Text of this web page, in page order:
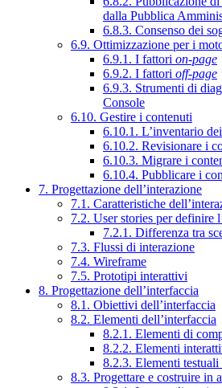
dalla Pubblica
6.8.3. Consenso dei
6.9. Ottimizzazione per i
6.9.1. I fattori on-page
6.9.2. I fattori off-page
6.9.3. Strumenti di
Console
6.10. Gestire i contenuti
6.10.1. L’inventario
6.10.2. Revisionare i
6.10.3. Migrare i
6.10.4. Pubblicare i
7. Progettazione dell’interazione
7.1. Caratteristiche
7.2. User stories per definire
7.2.1. Differenza tra
7.3. Flussi di interazione
7.4. Wireframe
7.5. Prototipi interattivi
8. Progettazione dell’interfaccia
8.1. Obiettivi dell’interfaccia
8.2. Elementi dell’interfaccia
8.2.1. Elementi di
8.2.2. Elementi
8.2.3. Elementi
8.3. Progettare e costruire in